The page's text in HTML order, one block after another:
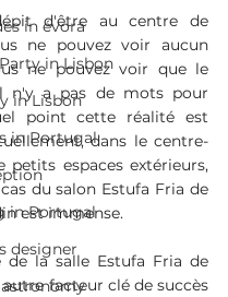
in évora
in Lisbon
in Lisbon
in Portugal
in Portugal
designer
d'être au centre de
ne pouvez voir aucun
ne pouvez voir que le
n'y a pas de mots pour
point cette réalité est
dans le centre-
petits espaces extérieurs,
du salon Estufa Fria de
est immense.
de la salle Estufa Fria de
facteur clé de succès